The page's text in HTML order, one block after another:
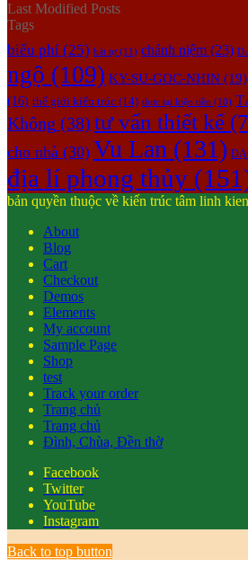
Last Modified Posts
Tags
biểu phí (25) bát tự(11) chánh niệm (23)
ngộ (109) KY-SU-GOC-NHIN (19)
(16) thế giới kiến trúc (14) thực tại hiện tiền (10)
Không (38) tư vấn thiết kế
cho nhà (30) Vu Lan (131)
địa lí phong thủy
bản quyền thuộc về kiến trúc tâm linh
About
Blog
Cart
Checkout
Demos
Elements
My account
Sample Page
Shop
test
Track your order
Trang chủ
Trang chủ
Đình, Chùa, Đền thờ
Facebook
Twitter
YouTube
Instagram
Back to top button